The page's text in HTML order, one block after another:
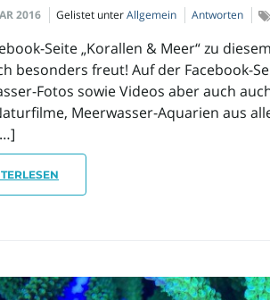
2016 Gelistet unterAllgemein Antworten
Seite „Korallen & Meer“ zu
besonders freut! Auf der Facebook-
Fotos sowie Videos aber auch
Meerwasser-Aquarien aus